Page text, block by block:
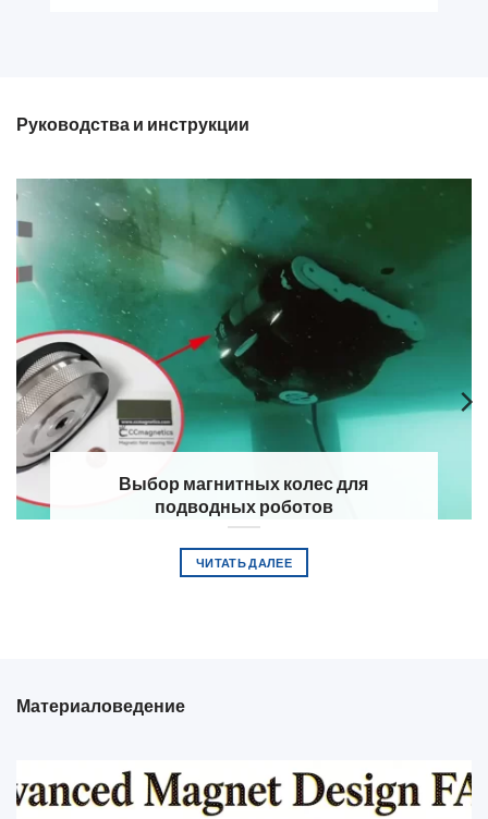
Руководства и инструкции
Выбор магнитных колес для
подводных роботов
ЧИТАТЬ ДАЛЕЕ
Материаловедение